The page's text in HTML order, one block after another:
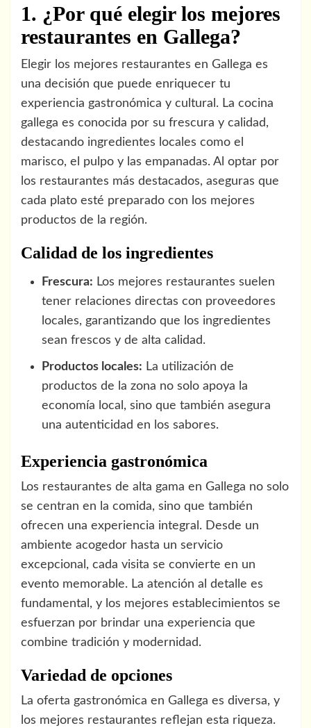
1. ¿Por qué elegir los mejores
restaurantes en Gallega?
Elegir los mejores restaurantes en Gallega es
una decisión que puede enriquecer tu
experiencia gastronómica y cultural. La cocina
gallega es conocida por su frescura y calidad,
destacando ingredientes locales como el
marisco, el pulpo y las empanadas. Al optar por
los restaurantes más destacados, aseguras que
cada plato esté preparado con los mejores
productos de la región.
Calidad de los ingredientes
Frescura: Los mejores restaurantes suelen
tener relaciones directas con proveedores
locales, garantizando que los ingredientes
sean frescos y de alta calidad.
Productos locales: La utilización de
productos de la zona no solo apoya la
economía local, sino que también asegura
una autenticidad en los sabores.
Experiencia gastronómica
Los restaurantes de alta gama en Gallega no solo
se centran en la comida, sino que también
ofrecen una experiencia integral. Desde un
ambiente acogedor hasta un servicio
excepcional, cada visita se convierte en un
evento memorable. La atención al detalle es
fundamental, y los mejores establecimientos se
esfuerzan por brindar una experiencia que
combine tradición y modernidad.
Variedad de opciones
La oferta gastronómica en Gallega es diversa, y
los mejores restaurantes reflejan esta riqueza.